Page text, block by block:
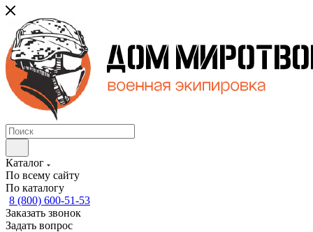
Каталог
По всему сайту
По каталогу
8 (800) 600-51-53
Заказать звонок
Задать вопрос